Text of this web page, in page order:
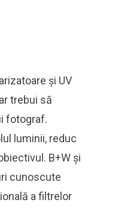
și UV
trebui să
fotograf.
luminii, reduc
B+W și
cunoscute
a filtrelor